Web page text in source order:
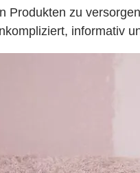
Produkten zu
informativ